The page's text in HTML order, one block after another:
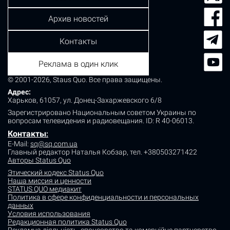
© 2001-2026, Staus Quo. Все права защищены.
Адрес:
Харьков, 61057, ул. Донец-Захаржевского 6/8
Зарегистрировано Национальным советом Украины по
вопросам телевидения и радиовещания. ID: R 40-06013.
Контакты:
E-Mail: sq@sq.com.ua
Главный редактор Наталья Кобзар, тел. +380503271422
Авторы Status Quo
Этический кодекс Status Quo
Наша миссия и ценности
STATUS QUO медиакит
Политика в сфере конфиденциальности и персональных
данных
Условия использования
Редакционная политика Status Quo
Архив новостей
Контакты
Реклама в один клик